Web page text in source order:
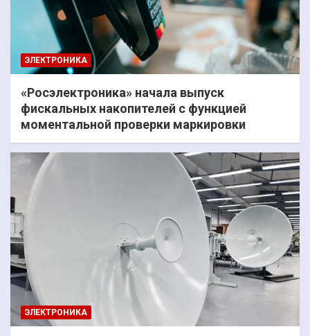
ЭЛЕКТРОНИКА
«Росэлектроника» начала выпуск
фискальных накопителей с функцией
моментальной проверки маркировки
ЭЛЕКТРОНИКА